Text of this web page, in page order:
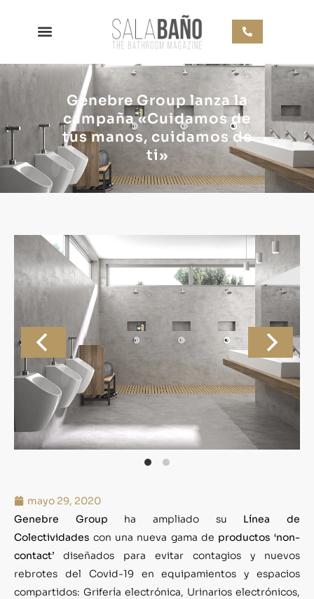
Genebre Group lanza la
campaña «Cuidamos de
tus manos, cuidamos de
ti»
mayo 29, 2020
Genebre Group ha ampliado su Línea de
Colectividades con una nueva gama de productos ‘non-
contact’ diseñados para evitar contagios y nuevos
rebrotes del Covid-19 en equipamientos y espacios
compartidos: Grifería electrónica, Urinarios electrónicos,